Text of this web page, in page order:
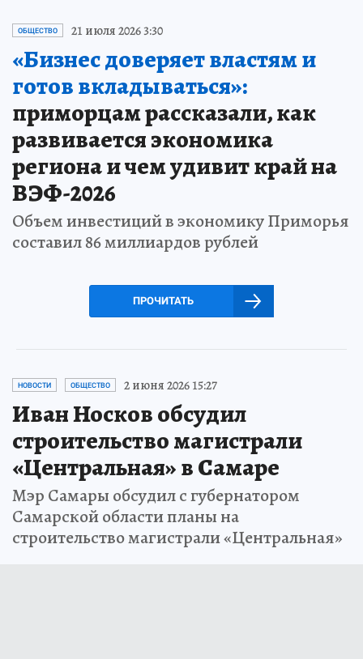
ОБЩЕСТВО 21 июля 2026 3:30
«Бизнес доверяет властям и
готов вкладываться»:
приморцам рассказали, как
развивается экономика
региона и чем удивит край на
ВЭФ-2026
Объем инвестиций в экономику Приморья
составил 86 миллиардов рублей
ПРОЧИТАТЬ
НОВОСТИ ОБЩЕСТВО 2 июня 2026 15:27
Иван Носков обсудил
строительство магистрали
«Центральная» в Самаре
Мэр Самары обсудил с губернатором
Самарской области планы на
строительство магистрали «Центральная»